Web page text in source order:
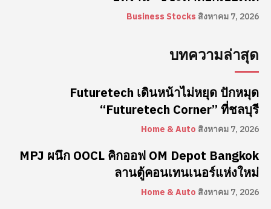
Business Stocks สิงหาคม 7, 2026
บทความล่าสุด
Futuretech เดินหน้าไม่หยุด ปักหมุด
“Futuretech Corner” ที่ชลบุรี
Home & Auto สิงหาคม 7, 2026
MPJ ผนึก OOCL คิกออฟ OM Depot Bangkok
ลานตู้คอนเทนเนอร์แห่งใหม่
Home & Auto สิงหาคม 7, 2026